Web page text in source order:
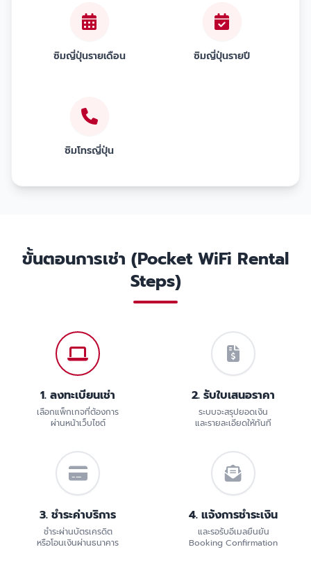
ซิมญี่ปุ่นรายเดือน ซิมญี่ปุ่นรายปี
ซิมโทรญี่ปุ่น
ขั้นตอนการเช่า (Pocket WiFi Rental
Steps)
1. ลงทะเบียนเช่า
เลือกแพ็กเกจที่ต้องการ
ผ่านหน้าเว็บไซต์
2. รับใบเสนอราคา
ระบบจะสรุปยอดเงิน
และรายละเอียดให้ทันที
3. ชำระค่าบริการ
ชำระผ่านบัตรเครดิต
หรือโอนเงินผ่านธนาคาร
4. แจ้งการชำระเงิน
และรอรับอีเมลยืนยัน
Booking Confirmation